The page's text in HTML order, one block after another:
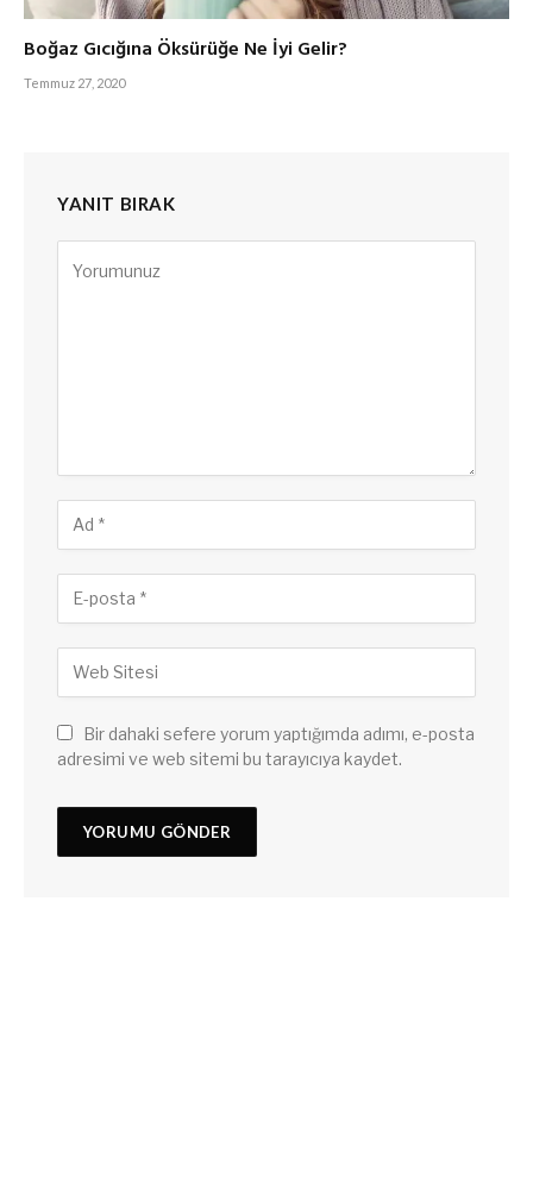
Boğaz Gıcığına Öksürüğe Ne İyi Gelir?
Temmuz 27, 2020
YANIT BIRAK
Bir dahaki sefere yorum yaptığımda adımı, e-posta
adresimi ve web sitemi bu tarayıcıya kaydet.